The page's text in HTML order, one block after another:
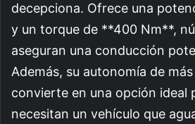
decepciona. Ofrece una
y un torque de **400 Nm**,
aseguran una conducción
Además, su autonomía de
convierte en una opción ideal
necesitan un vehículo que